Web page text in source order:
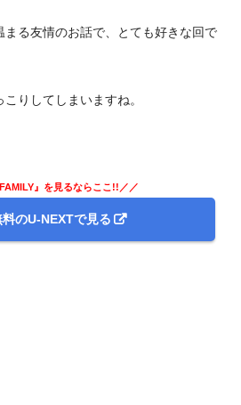
る友情のお話で、とても好きな回で
りしてしまいますね。
』を見るならここ!!／／
のU-NEXTで見る